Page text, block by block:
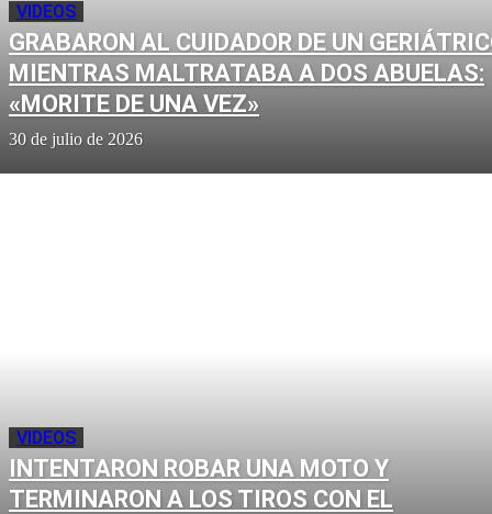
VIDEOS
GRABARON AL CUIDADOR DE UN
MIENTRAS MALTRATABA A DOS ABUELAS:
«MORITE DE UNA VEZ»
30 de julio de 2026
VIDEOS
INTENTARON ROBAR UNA MOTO Y
TERMINARON A LOS TIROS CON EL